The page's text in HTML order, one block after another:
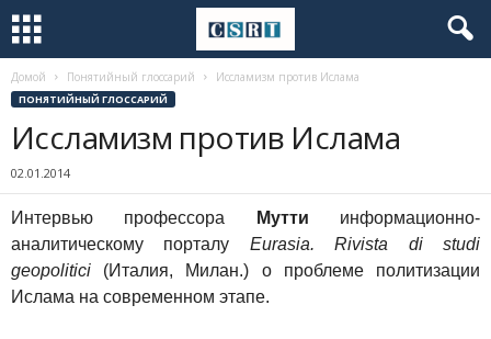
Домой Понятийный глоссарий Иcсламизм против Ислама
ПОНЯТИЙНЫЙ ГЛОССАРИЙ
Иcсламизм против Ислама
02.01.2014
Интервью профессора Мутти информационно-
аналитическому порталу Eurasia. Rivista di studi
geopolitici (Италия, Милан.) о проблеме политизации
Ислама на современном этапе.